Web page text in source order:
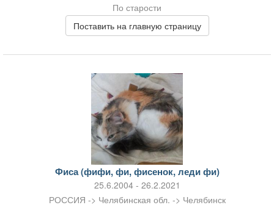
По старости
Поставить на главную страницу
Фиса (фифи, фи, фисенок, леди фи)
25.6.2004 - 26.2.2021
РОССИЯ -> Челябинская обл. -> Челябинск